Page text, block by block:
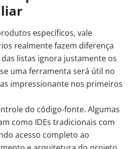
específicos, vale
realmente fazem diferença
listas ignora justamente os
uma ferramenta será útil no
impressionante nos primeiros
do código-fonte. Algumas
como IDEs tradicionais com
acesso completo ao